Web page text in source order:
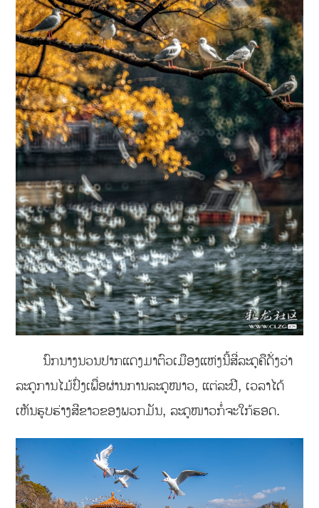
ນົກນາງນວນປາກແດງມາຕົວເມືອງແຫ່ງນີ້ສີ່ລະດຸຄືດັ່ງວ່າ
ລະດູການໄມ້ປົ່ງເພື່ອຜ່ານການລະດູໜາວ, ແຕ່ລະປີ, ເວລາໄດ້
ເຫັນຮູບຮ່າງສີຂາວຂອງພວກມັນ, ລະດູໜາວກໍ່ຈະໃກ້ຮອດ.